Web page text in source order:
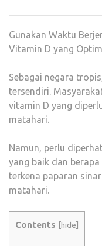
Gunakan Waktu
Vitamin D yang
Sebagai negara
tersendiri.
vitamin D yang
matahari.
Namun, perlu
yang baik dan
terkena paparan
matahari.
Contents [hide]